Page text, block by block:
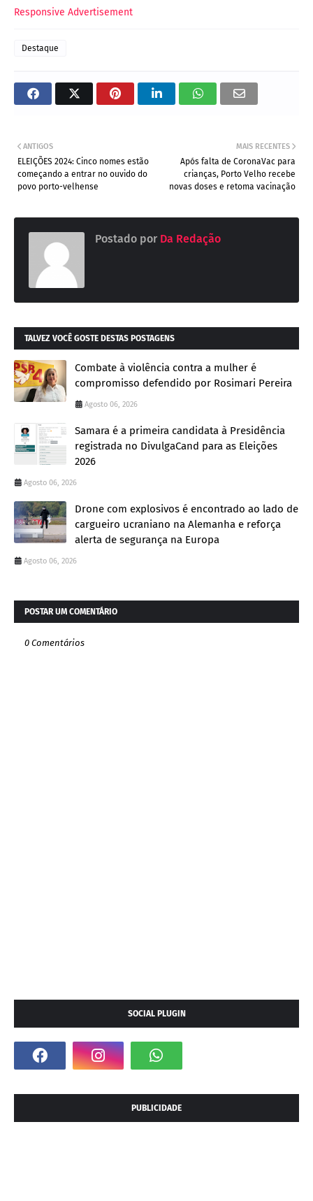
Responsive Advertisement
Destaque
MAIS RECENTES
Após falta de CoronaVac para
crianças, Porto Velho recebe
novas doses e retoma vacinação
ANTIGOS
ELEIÇÕES 2024: Cinco nomes estão
começando a entrar no ouvido do
povo porto-velhense
Postado por Da Redação
TALVEZ VOCÊ GOSTE DESTAS POSTAGENS
Combate à violência contra a mulher é
compromisso defendido por Rosimari Pereira
Agosto 06, 2026
Samara é a primeira candidata à Presidência
registrada no DivulgaCand para as Eleições
2026
Agosto 06, 2026
Drone com explosivos é encontrado ao lado de
cargueiro ucraniano na Alemanha e reforça
alerta de segurança na Europa
Agosto 06, 2026
POSTAR UM COMENTÁRIO
0 Comentários
SOCIAL PLUGIN
PUBLICIDADE